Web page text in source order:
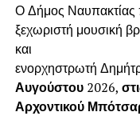
Ο Δήμος Ναυπακτίας
ξεχωριστή μουσική
και
ενορχηστρωτή
Αυγούστου2026,
Αρχοντικού